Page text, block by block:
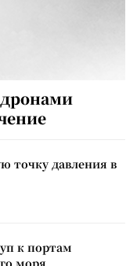
точку давления в
к портам